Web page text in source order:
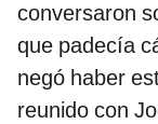
conversaron
que padecía
negó haber
reunido con